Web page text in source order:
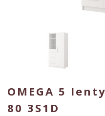
OMEGA 5
80 3S1D